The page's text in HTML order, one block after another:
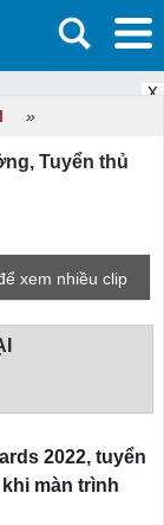
X
»
Tuyển thủ
xem nhiều clip
2022, tuyển
màn trình